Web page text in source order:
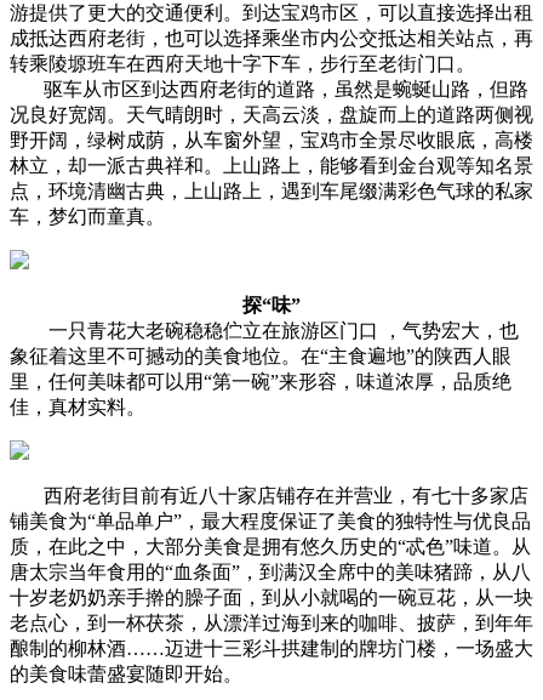
游提供了更大的交通便利。到达宝鸡市区，可以直接选择出租
成抵达西府老街，也可以选择乘坐市内公交抵达相关站点，再
转乘陵塬班车在西府天地十字下车，步行至老街门口。
驱车从市区到达西府老街的道路，虽然是蜿蜒山路，但路
况良好宽阔。天气晴朗时，天高云淡，盘旋而上的道路两侧视
野开阔，绿树成荫，从车窗外望，宝鸡市全景尽收眼底，高楼
林立，却一派古典祥和。上山路上，能够看到金台观等知名景
点，环境清幽古典，上山路上，遇到车尾缀满彩色气球的私家
车，梦幻而童真。
探“味”
一只青花大老碗稳稳伫立在旅游区门口 ，气势宏大，也
象征着这里不可撼动的美食地位。在“主食遍地”的陕西人眼
里，任何美味都可以用“第一碗”来形容，味道浓厚，品质绝
佳，真材实料。
西府老街目前有近八十家店铺存在并营业，有七十多家店
铺美食为“单品单户”，最大程度保证了美食的独特性与优良品
质，在此之中，大部分美食是拥有悠久历史的“忒色”味道。从
唐太宗当年食用的“血条面”，到满汉全席中的美味猪蹄，从八
十岁老奶奶亲手擀的臊子面，到从小就喝的一碗豆花，从一块
老点心，到一杯茯茶，从漂洋过海到来的咖啡、披萨，到年年
酿制的柳林酒……迈进十三彩斗拱建制的牌坊门楼，一场盛大
的美食味蕾盛宴随即开始。